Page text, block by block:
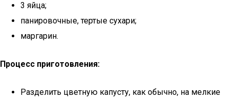
3 яйца;
панировочные, тертые сухари;
маргарин.
Процесс приготовления:
Разделить цветную капусту, как обычно, на мелкие